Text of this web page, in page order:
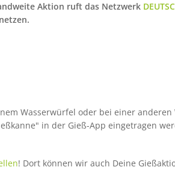
Aktion ruft das Netzwerk
Wasserwürfel oder bei einer
in der Gieß-App eingetragen
! Dort können wir auch Deine